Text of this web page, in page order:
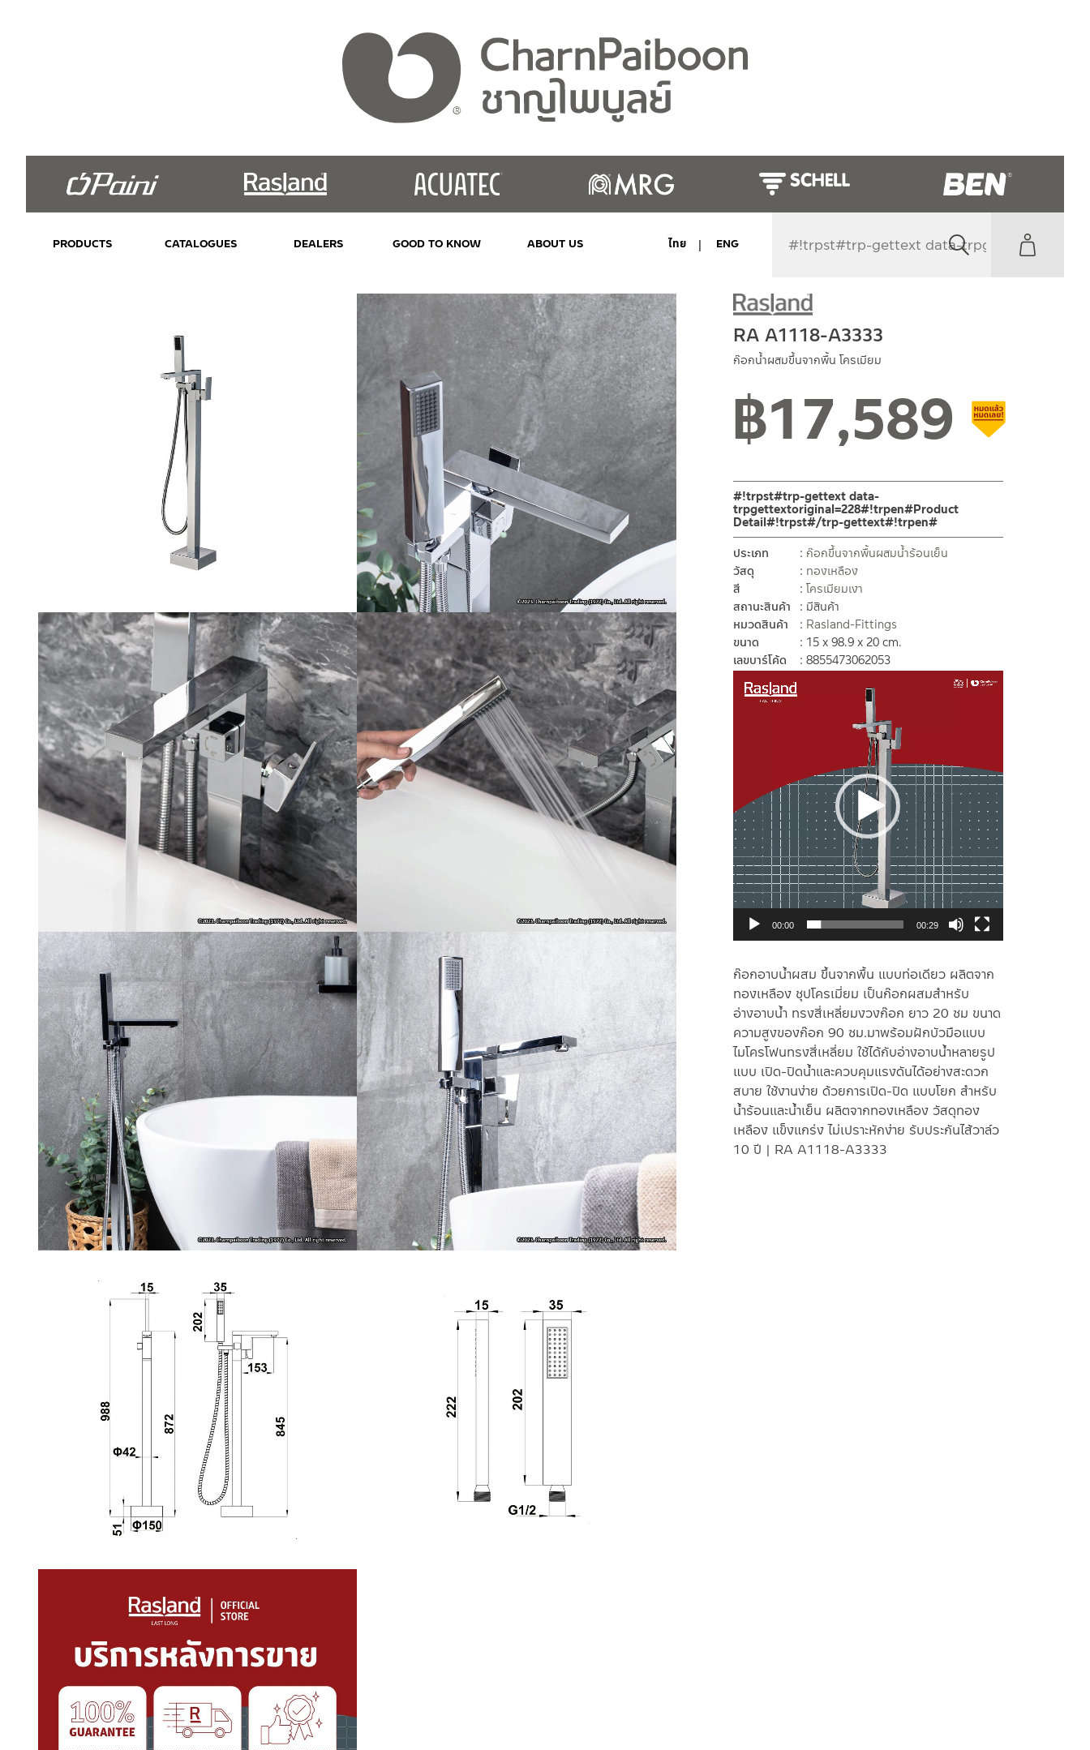
PRODUCTS CATALOGUES DEALERS GOOD TO KNOW ABOUT US ไทย ENG
RA A1118-A3333
ก๊อกน้ำผสมขึ้นจากพื้น โครเมียม
฿17,589
ก๊อกอาบน้ำผสม ขึ้นจากพื้น แบบท่อเดียว ผลิตจาก
ทองเหลือง ชุปโครเมี่ยม เป็นก๊อกผสมสำหรับ
อ่างอาบน้ำ ทรงสี่เหลี่ยมงวงก๊อก ยาว 20 ซม ขนาด
ความสูงของก๊อก 90 ซม.มาพร้อมฝักบัวมือแบบ
ไมโครโฟนทรงสี่เหลี่ยม ใช้ได้กับอ่างอาบน้ำหลายรูป
แบบ เปิด-ปิดน้ำและควบคุมแรงดันได้อย่างสะดวก
สบาย ใช้งานง่าย ด้วยการเปิด-ปิด แบบโยก สำหรับ
น้ำร้อนและน้ำเย็น ผลิตจากทองเหลือง วัสดุทอง
เหลือง แข็งแกร่ง ไม่เปราะหักง่าย รับประกันไส้วาล์ว
10 ปี | RA A1118-A3333
#!trpst#trp-gettext data-
trpgettextoriginal=228#!trpen#Product
Detail#!trpst#/trp-gettext#!trpen#
ประเภท
ก๊อกขึ้นจากพื้นผสมน้ำร้อนเย็น
วัสดุ
ทองเหลือง
สี
โครเมียมเงา
สถานะสินค้า
มีสินค้า
หมวดสินค้า
Rasland-Fittings
ขนาด
15 x 98.9 x 20 cm.
เลขบาร์โค้ด
8855473062053
Video
Player
00:00 00:29